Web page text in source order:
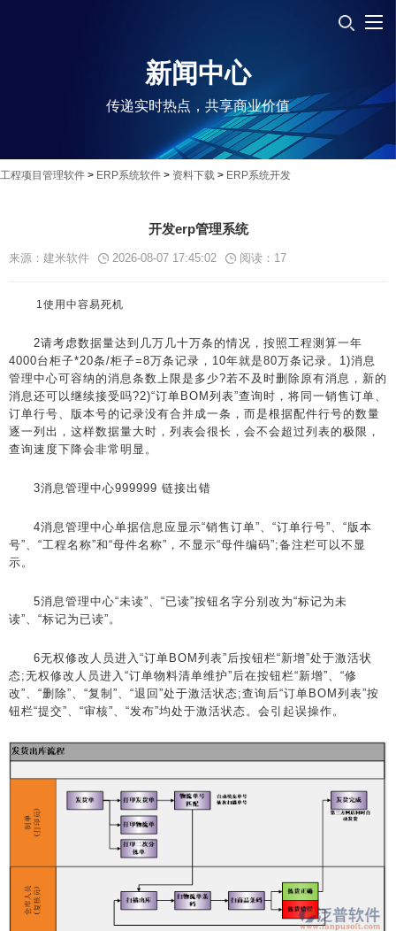
新闻中心
传递实时热点，共享商业价值
工程项目管理软件 > ERP系统软件 > 资料下载 > ERP系统开发
开发erp管理系统
来源：建米软件 2026-08-07 17:45:02 阅读： 17
1使用中容易死机
2请考虑数据量达到几万几十万条的情况，按照工程测算一年
4000台柜子*20条/柜子=8万条记录，10年就是80万条记录。1)消息
管理中心可容纳的消息条数上限是多少?若不及时删除原有消息，新的
消息还可以继续接受吗?2)“订单BOM列表”查询时，将同一销售订单、
订单行号、版本号的记录没有合并成一条，而是根据配件行号的数量
逐一列出，这样数据量大时，列表会很长，会不会超过列表的极限，
查询速度下降会非常明显。
3消息管理中心999999 链接出错
4消息管理中心单据信息应显示“销售订单”、“订单行号”、“版本
号”、“工程名称”和“母件名称”，不显示“母件编码”;备注栏可以不显
示。
5消息管理中心“未读”、“已读”按钮名字分别改为“标记为未
读”、“标记为已读”。
6无权修改人员进入“订单BOM列表”后按钮栏“新增”处于激活状
态;无权修改人员进入“订单物料清单维护”后在按钮栏“新增”、“修
改”、“删除”、“复制”、“退回”处于激活状态;查询后“订单BOM列表”按
钮栏“提交”、“审核”、“发布”均处于激活状态。会引起误操作。